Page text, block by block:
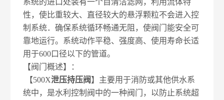
系统的进口处装有一个自清洁滤网，利用流体特
性，使比重较大、直径较大的悬浮颗粒不会进入控
制系统．确保系统循环畅通无阻，使阀门能安全可
靠地运行。系统动作平稳、强度高、使用寿命长适
用于600口径以下的管道。
【阀门概述】：
【500X泄压持压阀】主要用于消防或其他供水系
统中，是水利控制阀中的一种阀门，以防止系统超